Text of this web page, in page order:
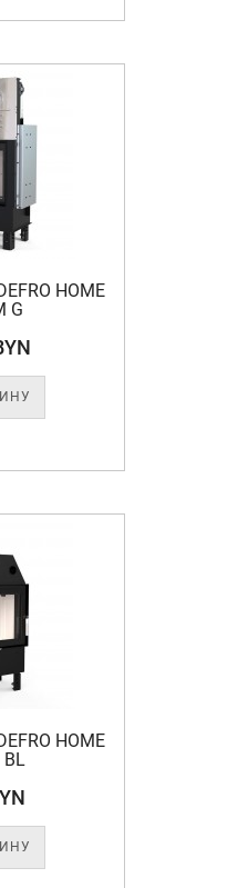
HOME
G
HOME
BL